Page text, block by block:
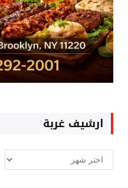
ارشيف غربة
ارشيف
غربة